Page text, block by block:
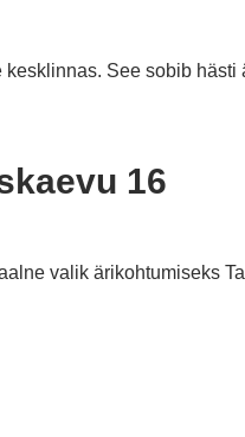
See sobib
16
valik ärikohtumiseks